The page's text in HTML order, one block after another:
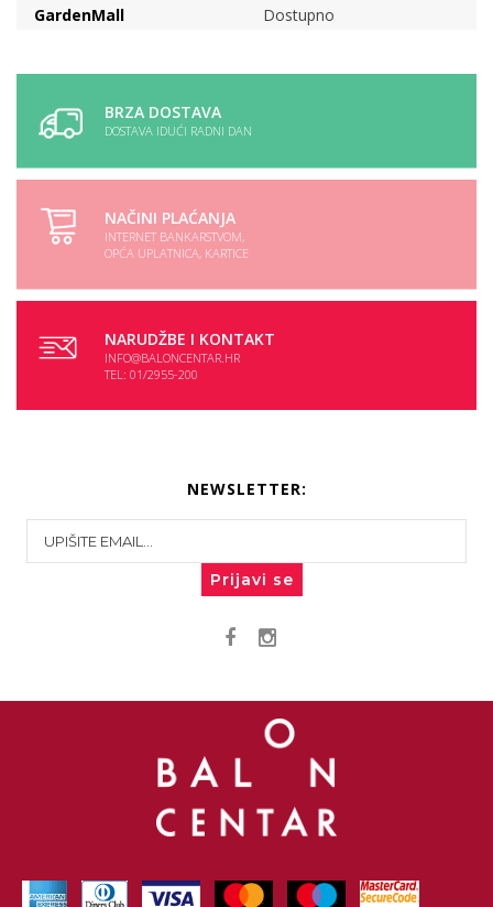
GardenMall Dostupno
BRZA DOSTAVA
DOSTAVA IDUĆI RADNI DAN
NAČINI PLAĆANJA
INTERNET BANKARSTVOM,
OPĆA UPLATNICA, KARTICE
NARUDŽBE I KONTAKT
INFO@BALONCENTAR.HR
TEL: 01/2955-200
NEWSLETTER:
Prijavi se